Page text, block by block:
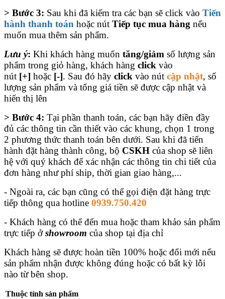
> Bước 3: Sau khi đã kiểm tra các bạn sẽ click vào Tiến
hành thanh toán hoặc nút Tiếp tục mua hàng nếu
muốn mua thêm sản phẩm.
Lưu ý: Khi khách hàng muốn tăng/giảm số lượng sản
phẩm trong giỏ hàng, khách hàng click vào
nút [+] hoặc [-]. Sau đó hãy click vào nút cập nhật, số
lượng sản phẩm và tổng giá tiền sẽ được cập nhật và
hiển thị lên
> Bước 4: Tại phần thanh toán, các bạn hãy điền đầy
đủ các thông tin cần thiết vào các khung, chọn 1 trong
2 phương thức thanh toán bên dưới. Sau khi đã tiến
hành đặt hàng thành công, bộ CSKH của shop sẽ liên
hệ với quý khách để xác nhận các thông tin chi tiết của
đơn hàng như phí ship, thời gian giao hàng,...
- Ngoài ra, các bạn cũng có thể gọi điện đặt hàng trực
tiếp thông qua hotline 0939.750.420
- Khách hàng có thể đến mua hoặc tham khảo sản phẩm
trực tiếp ởshowroom của shop tại địa chỉ
Khách hàng sẽ được hoàn tiền 100% hoặc đổi mới nếu
sản phẩm nhận được không đúng hoặc có bất kỳ lỗi
nào từ bên shop.
Thuộc tính sản phẩm